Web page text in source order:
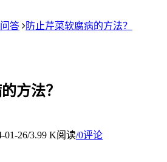
答 防止芹菜软腐病的方法？
方法？
01-26/3.99 K阅读/0评论